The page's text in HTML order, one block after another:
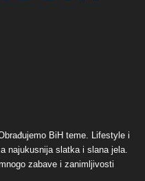
BiH teme. Lifestyle i
najukusnija slatka i slana jela.
zabave i zanimljivosti